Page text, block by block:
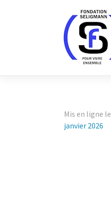
Mis en ligne le
janvier 2026